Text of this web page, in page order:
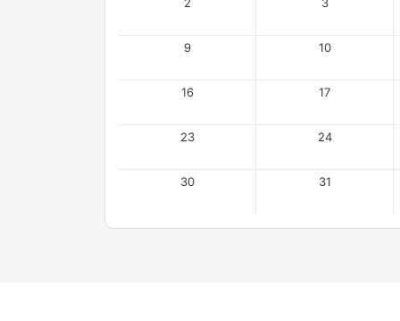
9 10
16 17
23 24
30 31